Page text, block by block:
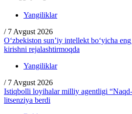
Yangiliklar
/ 7 Avgust 2026
O‘zbekiston sun’iy intellekt bo‘yicha
kirishni rejalashtirmoqda
Yangiliklar
/ 7 Avgust 2026
Istiqbolli loyihalar milliy agentligi
litsenziya berdi